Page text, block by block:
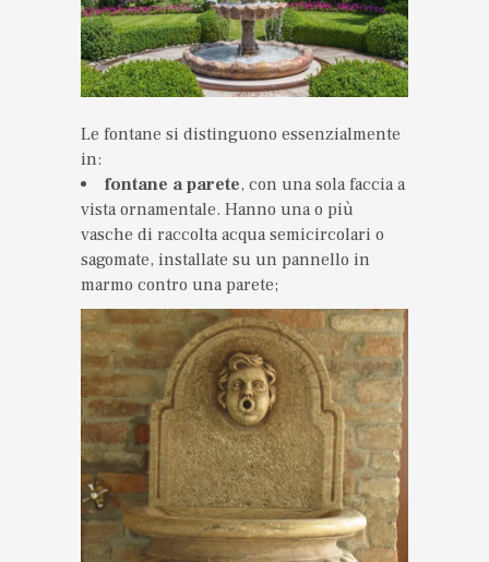
Le fontane si distinguono essenzialmente
in:
fontane a parete, con una sola faccia a
vista ornamentale. Hanno una o più
vasche di raccolta acqua semicircolari o
sagomate, installate su un pannello in
marmo contro una parete;